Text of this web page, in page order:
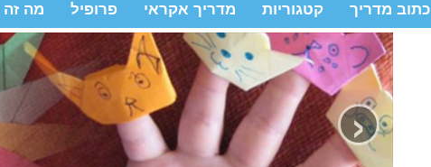
כתוב מדריך קטגוריות מדריך אקראי פרופיל מה
‹